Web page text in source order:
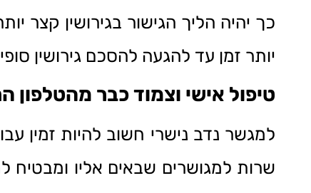
כך יהיה הליך הגישור בגירושין קצר
יותר זמן עד להגעה להסכם גירושין
טיפול אישי וצמוד כבר מהטלפון
למגשר נדב נישרי חשוב להיות זמין
שרות למגושרים שבאים אליו